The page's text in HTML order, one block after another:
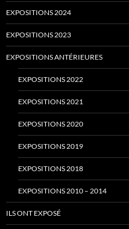
EXPOSITIONS 2024
EXPOSITIONS 2023
EXPOSITIONS ANTÉRIEURES
EXPOSITIONS 2022
EXPOSITIONS 2021
EXPOSITIONS 2020
EXPOSITIONS 2019
EXPOSITIONS 2018
EXPOSITIONS 2010 – 2014
ILS ONT EXPOSÉ